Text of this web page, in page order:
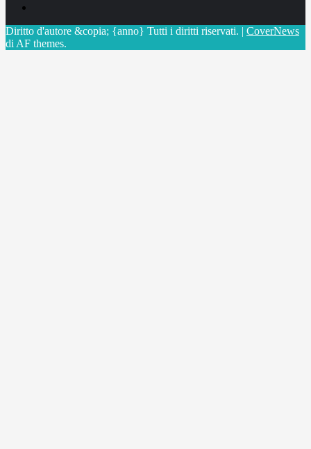
Diritto d'autore &copia; {anno} Tutti i diritti riservati. | CoverNews
di AF themes.